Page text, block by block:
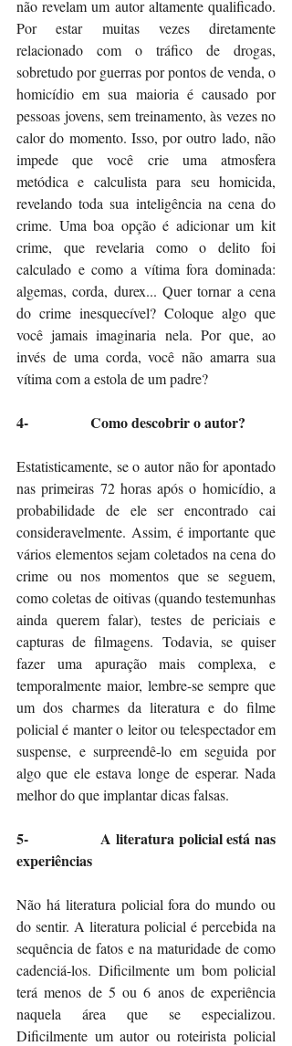
não revelam um autor altamente qualificado.
Por estar muitas vezes diretamente
relacionado com o tráfico de drogas,
sobretudo por guerras por pontos de venda, o
homicídio em sua maioria é causado por
pessoas jovens, sem treinamento, às vezes no
calor do momento. Isso, por outro lado, não
impede que você crie uma atmosfera
metódica e calculista para seu homicida,
revelando toda sua inteligência na cena do
crime. Uma boa opção é adicionar um kit
crime, que revelaria como o delito foi
calculado e como a vítima fora dominada:
algemas, corda, durex... Quer tornar a cena
do crime inesquecível? Coloque algo que
você jamais imaginaria nela. Por que, ao
invés de uma corda, você não amarra sua
vítima com a estola de um padre?
4-                 Como descobrir o autor?
Estatisticamente, se o autor não for apontado
nas primeiras 72 horas após o homicídio, a
probabilidade de ele ser encontrado cai
consideravelmente. Assim, é importante que
vários elementos sejam coletados na cena do
crime ou nos momentos que se seguem,
como coletas de oitivas (quando testemunhas
ainda querem falar), testes de periciais e
capturas de filmagens. Todavia, se quiser
fazer uma apuração mais complexa, e
temporalmente maior, lembre-se sempre que
um dos charmes da literatura e do filme
policial é manter o leitor ou telespectador em
suspense, e surpreendê-lo em seguida por
algo que ele estava longe de esperar. Nada
melhor do que implantar dicas falsas.
5-                 A literatura policial está nas
experiências
Não há literatura policial fora do mundo ou
do sentir. A literatura policial é percebida na
sequência de fatos e na maturidade de como
cadenciá-los. Dificilmente um bom policial
terá menos de 5 ou 6 anos de experiência
naquela área que se especializou.
Dificilmente um autor ou roteirista policial